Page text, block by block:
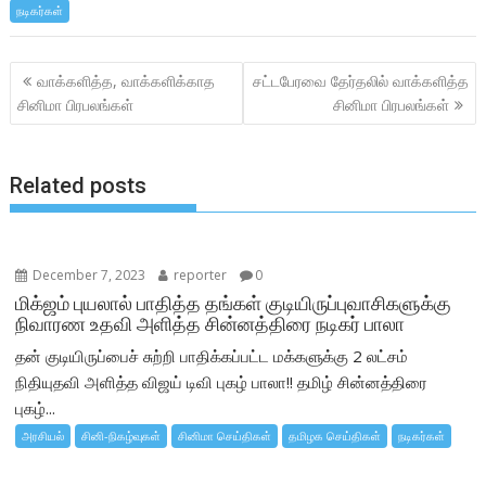
e
b
o
o
itt
er
at
s
A
p
ar
e
நடிகர்கள்
Post
navigation
வாக்களித்த, வாக்களிக்காத
சினிமா பிரபலங்கள்
சட்டபேரவை தேர்தலில் வாக்களித்த
சினிமா பிரபலங்கள்
Related posts
December 7, 2023 reporter 0
மிக்ஜம் புயலால் பாதித்த தங்கள் குடியிருப்புவாசிகளுக்கு
நிவாரண உதவி அளித்த சின்னத்திரை நடிகர் பாலா
தன் குடியிருப்பைச் சுற்றி பாதிக்கப்பட்ட மக்களுக்கு 2 லட்சம்
நிதியுதவி அளித்த விஜய் டிவி புகழ் பாலா!! தமிழ் சின்னத்திரை
புகழ்...
அரசியல் சினி-நிகழ்வுகள் சினிமா செய்திகள் தமிழக செய்திகள் நடிகர்கள்